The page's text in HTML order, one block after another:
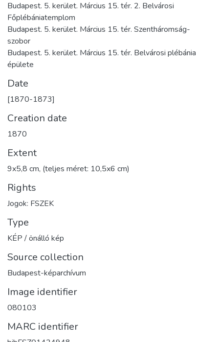
Budapest. 5. kerület. Március 15. tér. 2. Belvárosi
Főplébániatemplom
Budapest. 5. kerület. Március 15. tér. Szentháromság-
szobor
Budapest. 5. kerület. Március 15. tér. Belvárosi plébánia
épülete
Date
[1870-1873]
Creation date
1870
Extent
9x5,8 cm, (teljes méret: 10,5x6 cm)
Rights
Jogok: FSZEK
Type
KÉP / önálló kép
Source collection
Budapest-képarchívum
Image identifier
080103
MARC identifier